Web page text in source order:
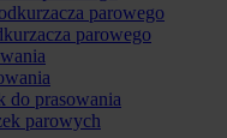
parowego
parowego
do prasowania
parowych